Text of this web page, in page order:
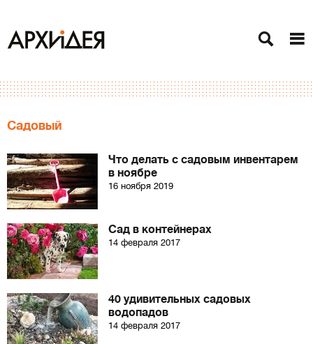
Садовый
Что делать с садовым инвентарем
в ноябре
16 ноября 2019
Сад в контейнерах
14 февраля 2017
40 удивительных садовых
водопадов
14 февраля 2017